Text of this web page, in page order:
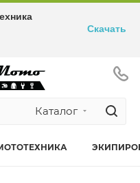
Каталог
Скачать